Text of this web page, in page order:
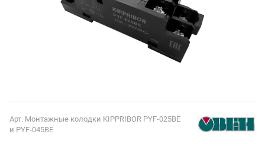
Арт. Монтажные колодки KIPPRIBOR PYF-025BE
и PYF-045BE